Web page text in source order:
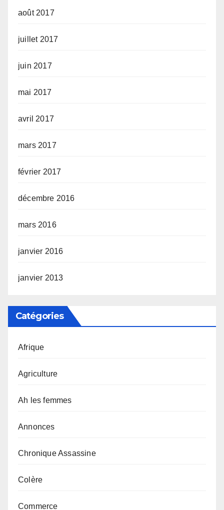
août 2017
juillet 2017
juin 2017
mai 2017
avril 2017
mars 2017
février 2017
décembre 2016
mars 2016
janvier 2016
janvier 2013
Catégories
Afrique
Agriculture
Ah les femmes
Annonces
Chronique Assassine
Colère
Commerce